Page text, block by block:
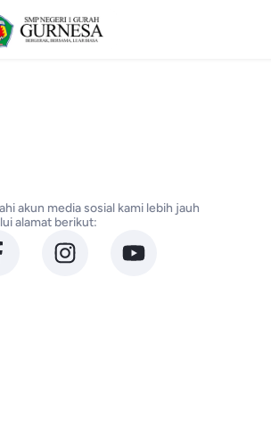
akun media sosial kami lebih jauh
alamat berikut: